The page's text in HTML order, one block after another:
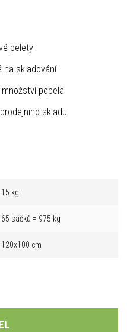
pelety
na skladování
popela
skladu
15 kg
65 sáčků = 975 kg
120x100 cm